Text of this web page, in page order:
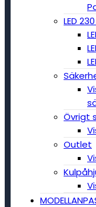
LED
Övrigt
Outlet